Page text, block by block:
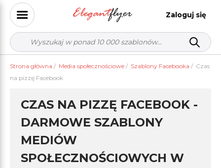
Zaloguj się
Strona główna / Media społecznościowe / Szablony Facebooka / Czas
na pizzę Facebook
CZAS NA PIZZĘ FACEBOOK -
DARMOWE SZABLONY
MEDIÓW
SPOŁECZNOŚCIOWYCH W